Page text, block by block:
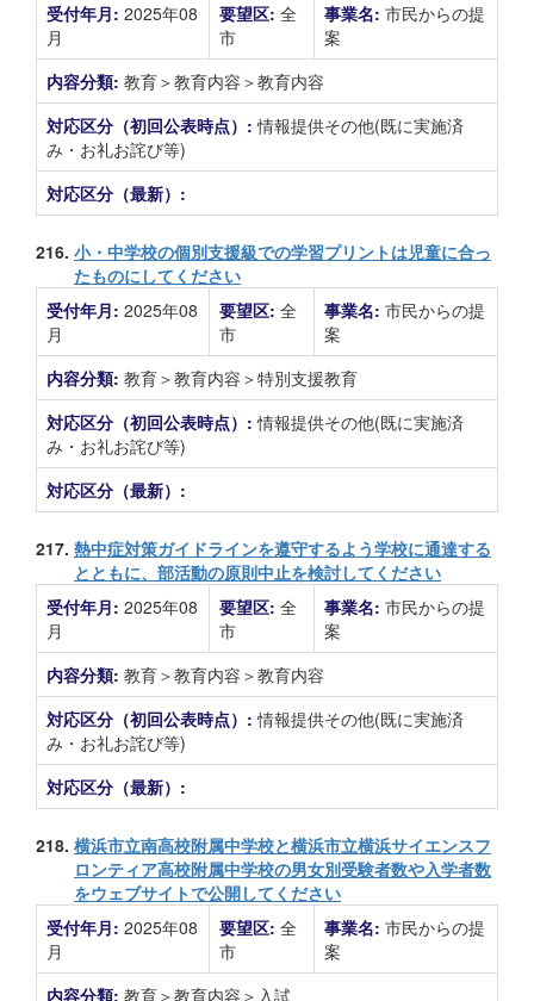
受付年月: 2025年08
月
要望区: 全
市
事業名: 市民からの提
案
内容分類: 教育＞教育内容＞教育内容
対応区分（初回公表時点）:情報提供その他(既に実施済
み・お礼お詫び等)
対応区分（最新）:
216. 小・中学校の個別支援級での学習プリントは児童に合っ
たものにしてください
受付年月: 2025年08
月
要望区: 全
市
事業名: 市民からの提
案
内容分類: 教育＞教育内容＞特別支援教育
対応区分（初回公表時点）:情報提供その他(既に実施済
み・お礼お詫び等)
対応区分（最新）:
217. 熱中症対策ガイドラインを遵守するよう学校に通達する
とともに、部活動の原則中止を検討してください
受付年月: 2025年08
月
要望区: 全
市
事業名: 市民からの提
案
内容分類: 教育＞教育内容＞教育内容
対応区分（初回公表時点）:情報提供その他(既に実施済
み・お礼お詫び等)
対応区分（最新）:
218. 横浜市立南高校附属中学校と横浜市立横浜サイエンスフ
ロンティア高校附属中学校の男女別受験者数や入学者数
をウェブサイトで公開してください
受付年月: 2025年08
月
要望区: 全
市
事業名: 市民からの提
案
内容分類: 教育＞教育内容＞入試